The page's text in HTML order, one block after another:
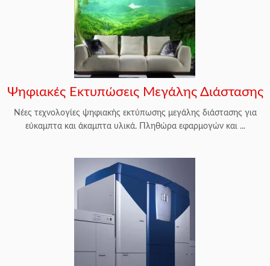
Ψηφιακές Εκτυπώσεις Μεγάλης Διάστασης
Νέες τεχνολογίες ψηφιακής εκτύπωσης μεγάλης διάστασης για
εύκαμπτα και άκαμπτα υλικά. Πληθώρα εφαρμογών και ...